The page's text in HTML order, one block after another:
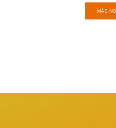
MÁS